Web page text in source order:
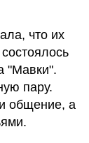
что их
"Мавки".
пару.
общение, а